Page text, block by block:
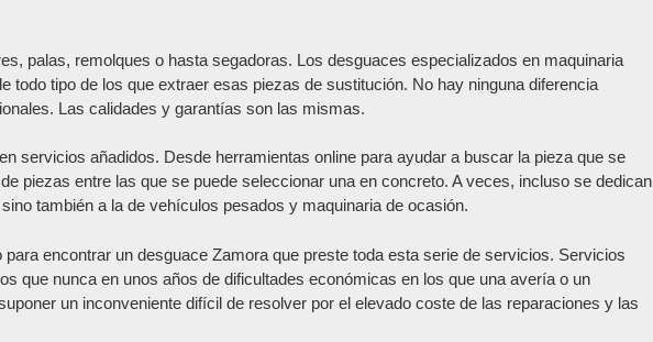
palas, remolques o hasta segadoras. Los desguaces especializados en maquinaria
todo tipo de los que extraer esas piezas de sustitución. No hay ninguna diferencia
Las calidades y garantías son las mismas.
servicios añadidos. Desde herramientas online para ayudar a buscar la pieza que se
piezas entre las que se puede seleccionar una en concreto. A veces, incluso se dedican
también a la de vehículos pesados y maquinaria de ocasión.
encontrar un desguace Zamora que preste toda esta serie de servicios. Servicios
que nunca en unos años de dificultades económicas en los que una avería o un
un inconveniente difícil de resolver por el elevado coste de las reparaciones y las